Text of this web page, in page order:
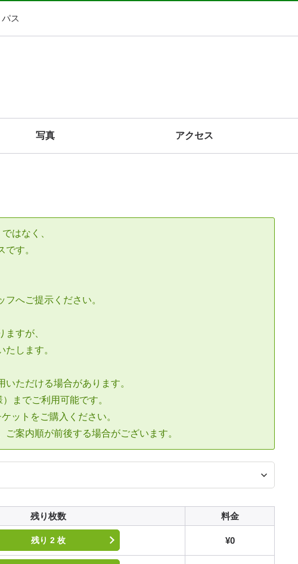
ス
写真 アクセス
はなく、
す。
へご提示ください。
すが、
たします。
ただける場合があります。
までご利用可能です。
ットをご購入ください。
案内順が前後する場合がございます。
残り枚数 料金
残り 2 枚 ¥0